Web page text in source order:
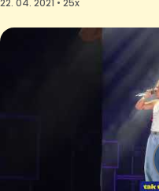
22. 04. 2021 • 25x